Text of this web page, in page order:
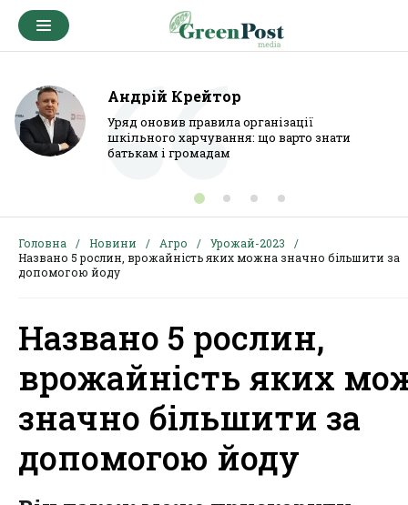
Андрій Крейтор
Уряд оновив правила організації
шкільного харчування: що варто знати
батькам і громадам
Головна Новини Агро
Урожай-2023
Названо 5 рослин, врожайність яких можна значно більшити за
допомогою йоду
Названо 5 рослин,
врожайність яких
значно більшити за
допомогою йоду